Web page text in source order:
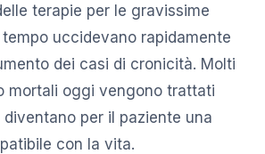
terapie per le gravissime
uccidevano rapidamente
dei casi di cronicità. Molti
mortali oggi vengono trattati
per il paziente una
con la vita.